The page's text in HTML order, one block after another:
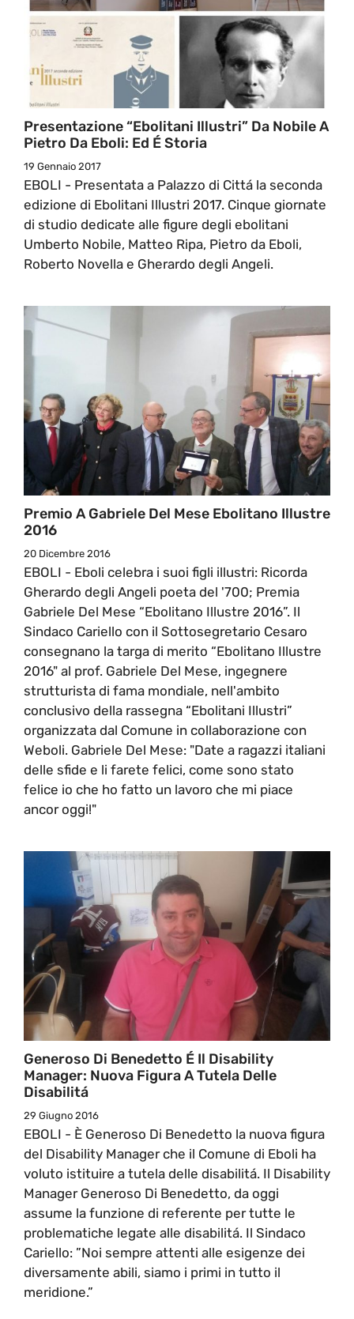
Presentazione “Ebolitani Illustri” Da Nobile A
Pietro Da Eboli: Ed É Storia
19 Gennaio 2017
EBOLI - Presentata a Palazzo di Cittá la seconda
edizione di Ebolitani Illustri 2017. Cinque giornate
di studio dedicate alle figure degli ebolitani
Umberto Nobile, Matteo Ripa, Pietro da Eboli,
Roberto Novella e Gherardo degli Angeli.
Premio A Gabriele Del Mese Ebolitano Illustre
2016
20 Dicembre 2016
EBOLI - Eboli celebra i suoi figli illustri: Ricorda
Gherardo degli Angeli poeta del '700; Premia
Gabriele Del Mese “Ebolitano Illustre 2016”. Il
Sindaco Cariello con il Sottosegretario Cesaro
consegnano la targa di merito “Ebolitano Illustre
2016" al prof. Gabriele Del Mese, ingegnere
strutturista di fama mondiale, nell'ambito
conclusivo della rassegna “Ebolitani Illustri”
organizzata dal Comune in collaborazione con
Weboli. Gabriele Del Mese: "Date a ragazzi italiani
delle sfide e li farete felici, come sono stato
felice io che ho fatto un lavoro che mi piace
ancor oggi!"
Generoso Di Benedetto É Il Disability
Manager: Nuova Figura A Tutela Delle
Disabilitá
29 Giugno 2016
EBOLI - È Generoso Di Benedetto la nuova figura
del Disability Manager che il Comune di Eboli ha
voluto istituire a tutela delle disabilitá. Il Disability
Manager Generoso Di Benedetto, da oggi
assume la funzione di referente per tutte le
problematiche legate alle disabilitá. Il Sindaco
Cariello: ”Noi sempre attenti alle esigenze dei
diversamente abili, siamo i primi in tutto il
meridione.”